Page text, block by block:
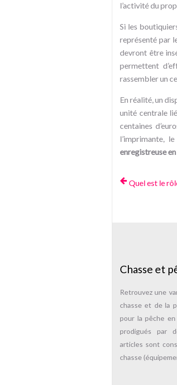
l’activité du
Si les
représenté par
devront être
permettent
rassembler un
En réalité, un
unité centrale
centaines
l’imprimante,
enregistreuse
Quel est le
Chasse et
Retrouvez une
chasse et de la
pour la pêche
prodigués par
articles sont
chasse